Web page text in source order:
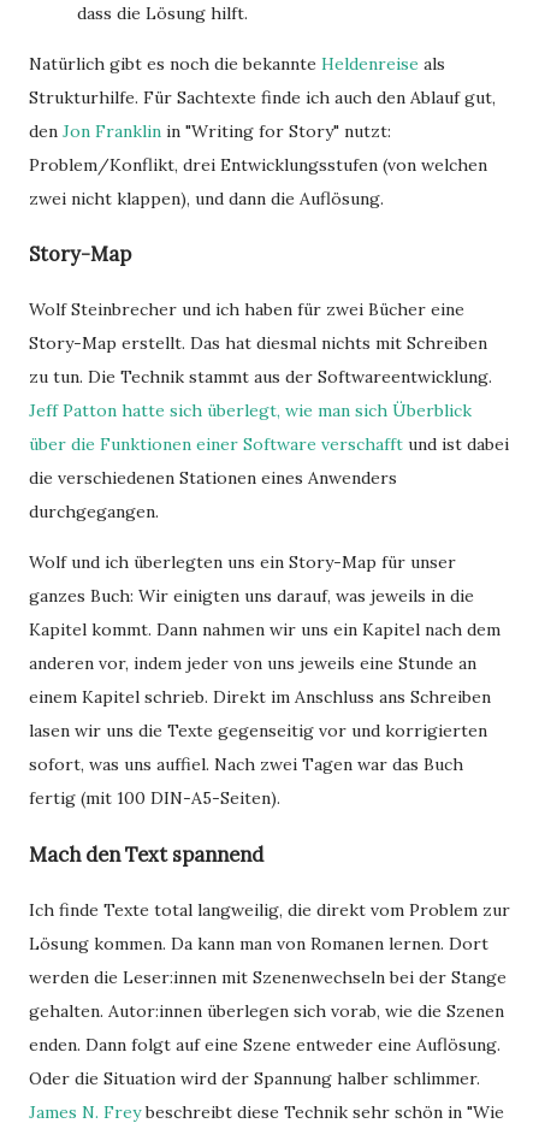
dass die Lösung hilft.
Natürlich gibt es noch die bekannte Heldenreise als
Strukturhilfe. Für Sachtexte finde ich auch den Ablauf gut,
den Jon Franklin in "Writing for Story" nutzt:
Problem/Konflikt, drei Entwicklungsstufen (von welchen
zwei nicht klappen), und dann die Auflösung.
Story-Map
Wolf Steinbrecher und ich haben für zwei Bücher eine
Story-Map erstellt. Das hat diesmal nichts mit Schreiben
zu tun. Die Technik stammt aus der Softwareentwicklung.
Jeff Patton hatte sich überlegt, wie man sich Überblick
über die Funktionen einer Software verschafft und ist dabei
die verschiedenen Stationen eines Anwenders
durchgegangen.
Wolf und ich überlegten uns ein Story-Map für unser
ganzes Buch: Wir einigten uns darauf, was jeweils in die
Kapitel kommt. Dann nahmen wir uns ein Kapitel nach dem
anderen vor, indem jeder von uns jeweils eine Stunde an
einem Kapitel schrieb. Direkt im Anschluss ans Schreiben
lasen wir uns die Texte gegenseitig vor und korrigierten
sofort, was uns auffiel. Nach zwei Tagen war das Buch
fertig (mit 100 DIN-A5-Seiten).
Mach den Text spannend
Ich finde Texte total langweilig, die direkt vom Problem zur
Lösung kommen. Da kann man von Romanen lernen. Dort
werden die Leser:innen mit Szenenwechseln bei der Stange
gehalten. Autor:innen überlegen sich vorab, wie die Szenen
enden. Dann folgt auf eine Szene entweder eine Auflösung.
Oder die Situation wird der Spannung halber schlimmer.
James N. Freybeschreibt diese Technik sehr schön in "Wie